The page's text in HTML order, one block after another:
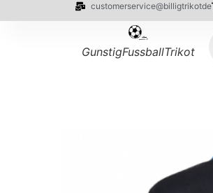
customerservice@billigtrikotde
GunstigFussballTrikot